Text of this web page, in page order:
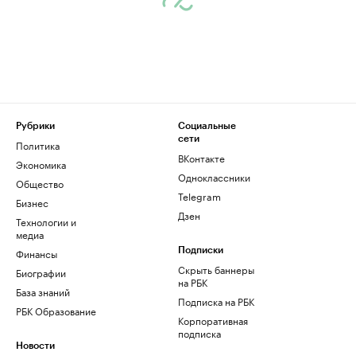
Рубрики
Политика
Экономика
Общество
Бизнес
Технологии и
медиа
Финансы
Биографии
База знаний
РБК Образование
Новости
Социальные
сети
ВКонтакте
Одноклассники
Telegram
Дзен
Подписки
Скрыть баннеры
на РБК
Подписка на РБК
Корпоративная
подписка